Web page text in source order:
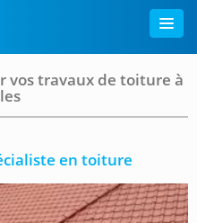
vos travaux de toiture à
en toiture